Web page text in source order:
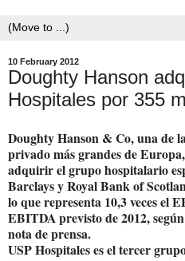
10 February 2012
Doughty Hanson
Hospitales por 355
Doughty Hanson & Co, una de
privado más grandes de
adquirir el grupo hospitalario
Barclays y Royal Bank of
lo que representa 10,3 veces el
EBITDA previsto de 2012,
nota de prensa.
USP Hospitales es el tercer